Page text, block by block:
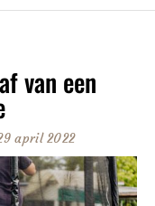
van een
april 2022